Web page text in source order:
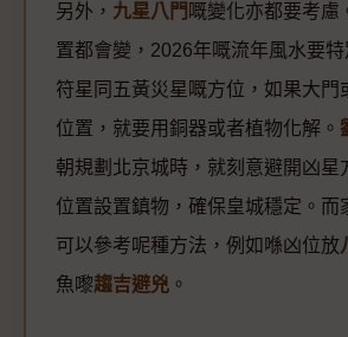
另外， 九星八門 嘅變化亦都要考慮
置都會變，2026年嘅流年風水要
符星同五黃災星嘅方位，如果大門
位置，就要用銅器或者植物化解。
朝規劃北京城時，就刻意避開凶星
位置設置鎮物，確保皇城穩定。而
可以參考呢種方法，例如喺凶位放
魚嚟趨吉避兇 。